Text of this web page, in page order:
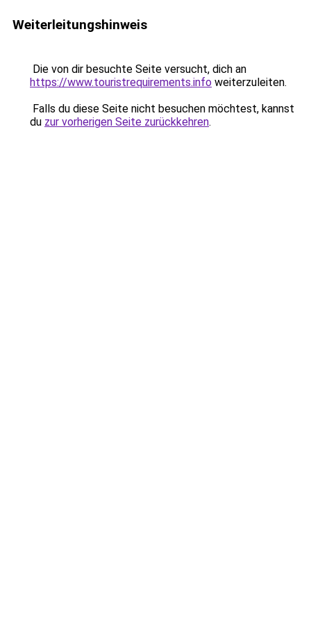
Weiterleitungshinweis
Die von dir besuchte Seite versucht, dich an
https://www.touristrequirements.info weiterzuleiten.
Falls du diese Seite nicht besuchen möchtest, kannst
du zur vorherigen Seite zurückkehren.